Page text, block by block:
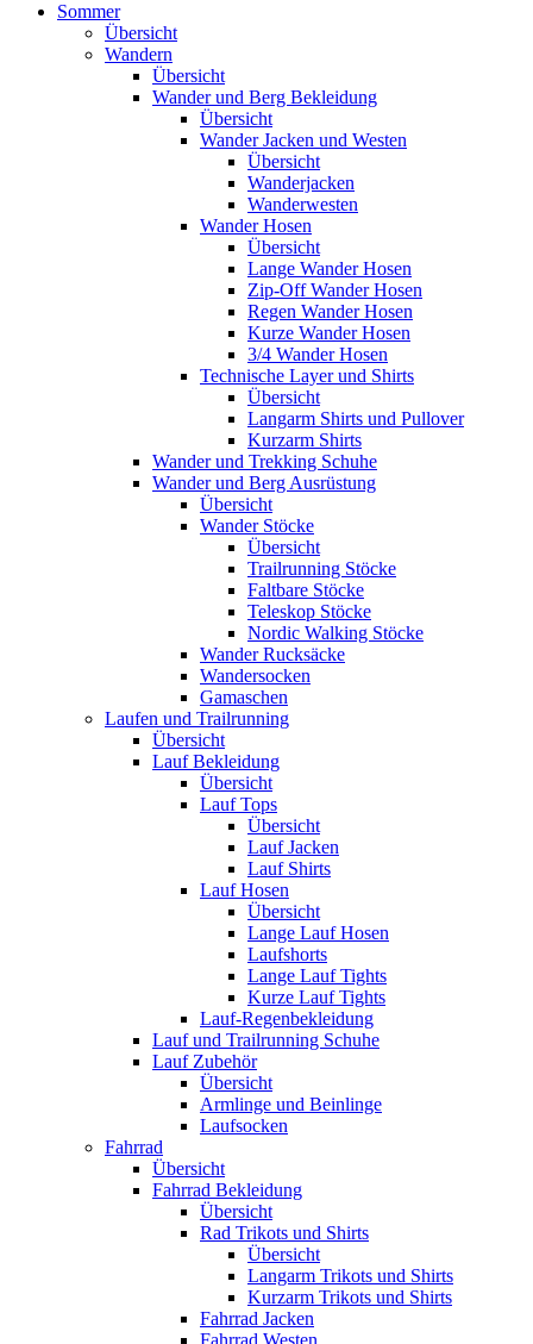
Sommer
Übersicht
Wandern
Übersicht
Wander und Berg Bekleidung
Übersicht
Wander Jacken und Westen
Übersicht
Wanderjacken
Wanderwesten
Wander Hosen
Übersicht
Lange Wander Hosen
Zip-Off Wander Hosen
Regen Wander Hosen
Kurze Wander Hosen
3/4 Wander Hosen
Technische Layer und Shirts
Übersicht
Langarm Shirts und Pullover
Kurzarm Shirts
Wander und Trekking Schuhe
Wander und Berg Ausrüstung
Übersicht
Wander Stöcke
Übersicht
Trailrunning Stöcke
Faltbare Stöcke
Teleskop Stöcke
Nordic Walking Stöcke
Wander Rucksäcke
Wandersocken
Gamaschen
Laufen und Trailrunning
Übersicht
Lauf Bekleidung
Übersicht
Lauf Tops
Übersicht
Lauf Jacken
Lauf Shirts
Lauf Hosen
Übersicht
Lange Lauf Hosen
Laufshorts
Lange Lauf Tights
Kurze Lauf Tights
Lauf-Regenbekleidung
Lauf und Trailrunning Schuhe
Lauf Zubehör
Übersicht
Armlinge und Beinlinge
Laufsocken
Fahrrad
Übersicht
Fahrrad Bekleidung
Übersicht
Rad Trikots und Shirts
Übersicht
Langarm Trikots und Shirts
Kurzarm Trikots und Shirts
Fahrrad Jacken
Fahrrad Westen